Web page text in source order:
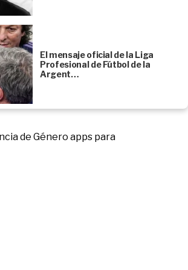
El mensaje oficial de la Liga
Profesional de Fútbol de la
Argent…